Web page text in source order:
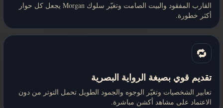
القارب المفقود والبيت الصامت وتغيّر سلوك Morgan يجعل كل حوار
أكثر خطورة.
🔁
تقديم قوي بصيغة الرواية البصرية
تعابير الشخصيات وتغيّر الوجوه والجمود الطويل تحمل التوتر من دون
الاعتماد على مشاهد أكشن مباشرة.